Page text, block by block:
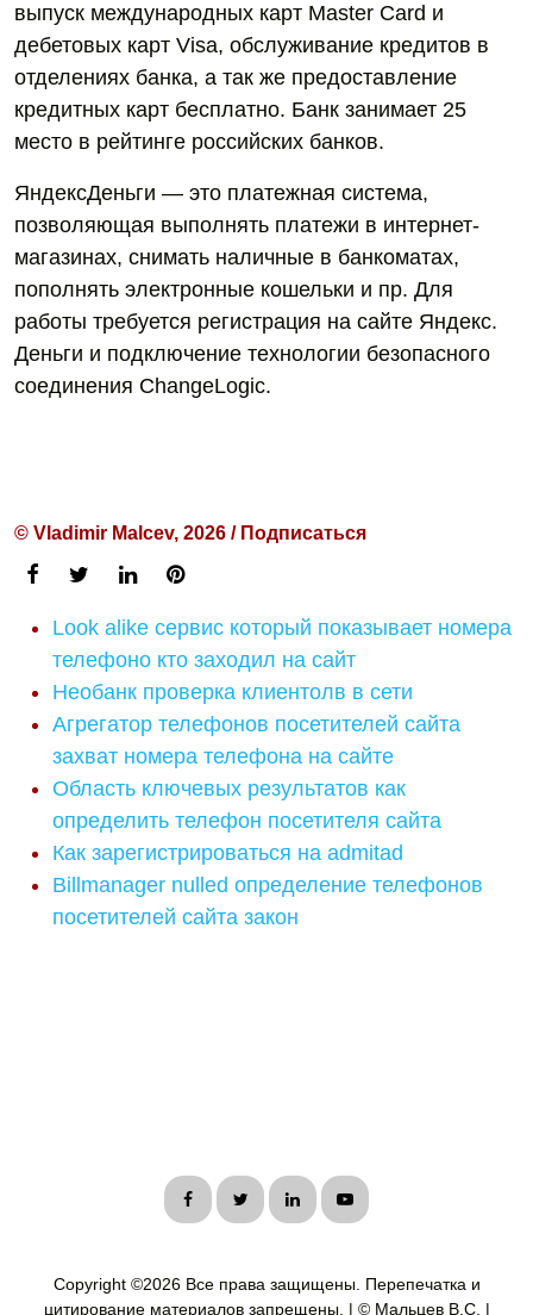
выпуск международных карт Master Card и
дебетовых карт Visa, обслуживание кредитов в
отделениях банка, а так же предоставление
кредитных карт бесплатно. Банк занимает 25
место в рейтинге российских банков.
ЯндексДеньги — это платежная система,
позволяющая выполнять платежи в интернет-
магазинах, снимать наличные в банкоматах,
пополнять электронные кошельки и пр. Для
работы требуется регистрация на сайте Яндекс.
Деньги и подключение технологии безопасного
соединения ChangeLogic.
© Vladimir Malcev, 2026 / Подписаться
Look alike сервис который показывает номера
телефоно кто заходил на сайт
Необанк проверка клиентолв в сети
Агрегатор телефонов посетителей сайта
захват номера телефона на сайте
Область ключевых результатов как
определить телефон посетителя сайта
Как зарегистрироваться на admitad
Billmanager nulled определение телефонов
посетителей сайта закон
Copyright ©2026 Все права защищены. Перепечатка и
цитирование материалов запрещены. | © Мальцев В.С. |